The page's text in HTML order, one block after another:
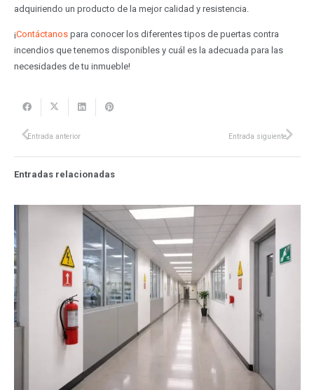
adquiriendo un producto de la mejor calidad y resistencia.
¡Contáctanospara conocer los diferentes tipos de puertas contra
incendios que tenemos disponibles y cuál es la adecuada para las
necesidades de tu inmueble!
Entrada anterior Entrada siguiente
Entradas relacionadas